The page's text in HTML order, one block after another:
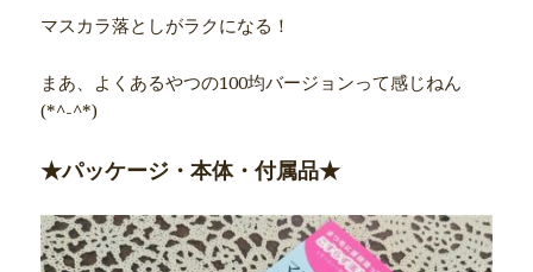
マスカラ落としがラクになる！
まあ、よくあるやつの100均バージョンって感じねん
(*^-^*)
★パッケージ・本体・付属品★